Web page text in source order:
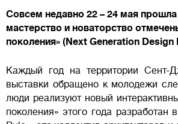
Совсем недавно 22 – 24 мая
мастерство и новаторство
поколения» (Next Generation Design
Каждый год на территории Сент-
выставки обращено к молодежи
люди реализуют новый
поколения» этого года